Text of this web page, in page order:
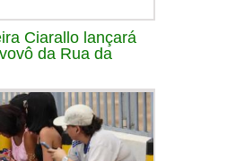
Ciarallo lançará
da Rua da